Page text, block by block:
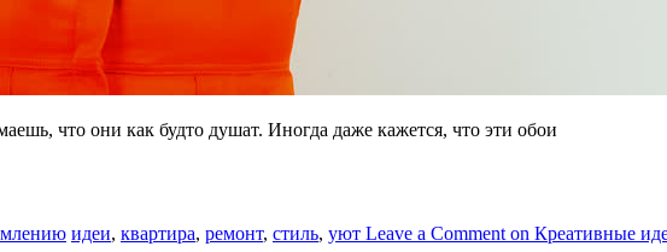
что они как будто душат. Иногда даже кажется, что эти обои
идеи, квартира, ремонт, стиль, уют Leave a Comment on Креативные